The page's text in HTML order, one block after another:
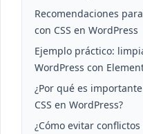
Recomendaciones
con CSS en WordPress
Ejemplo práctico:
WordPress con
¿Por qué es
CSS en WordPress?
¿Cómo evitar